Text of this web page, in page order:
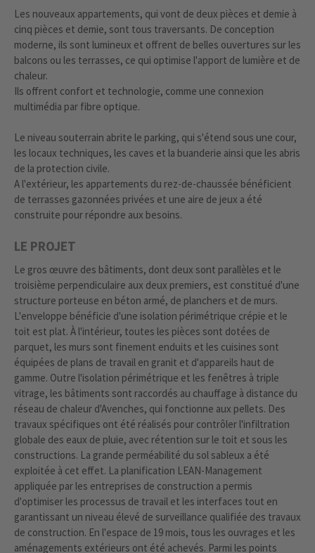
Les nouveaux appartements, qui vont de deux pièces et demie à
cinq pièces et demie, sont tous traversants. De conception
moderne, ils sont lumineux et offrent de belles ouvertures sur les
balcons ou les terrasses, ce qui optimise l'apport de lumière et de
chaleur.
Ils offrent confort et technologie, comme une connexion
multimédia par fibre optique.
Le niveau souterrain abrite le parking, qui s'étend sous une cour,
les locaux techniques, les caves et la buanderie ainsi que les abris
de la protection civile.
A l'extérieur, les appartements du rez-de-chaussée bénéficient
de terrasses gazonnées privées et une aire de jeux a été
construite pour répondre aux besoins.
LE PROJET
Le gros œuvre des bâtiments, dont deux sont parallèles et le
troisième perpendiculaire aux deux premiers, est constitué d'une
structure porteuse en béton armé, de planchers et de murs.
L'enveloppe bénéficie d'une isolation périmétrique crépie et le
toit est plat. À l'intérieur, toutes les pièces sont dotées de
parquet, les murs sont finement enduits et les cuisines sont
équipées de plans de travail en granit et d'appareils haut de
gamme. Outre l'isolation périmétrique et les fenêtres à triple
vitrage, les bâtiments sont raccordés au chauffage à distance du
réseau de chaleur d'Avenches, qui fonctionne aux pellets. Des
travaux spécifiques ont été réalisés pour contrôler l'infiltration
globale des eaux de pluie, avec rétention sur le toit et sous les
constructions. La grande perméabilité du sol sableux a été
exploitée à cet effet. La planification LEAN-Management
appliquée par les entreprises de construction a permis
d'optimiser les processus de travail et les interfaces tout en
garantissant un niveau élevé de surveillance qualifiée des travaux
de construction. En l'espace de 19 mois, tous les ouvrages et les
aménagements extérieurs ont été achevés. Parmi les points